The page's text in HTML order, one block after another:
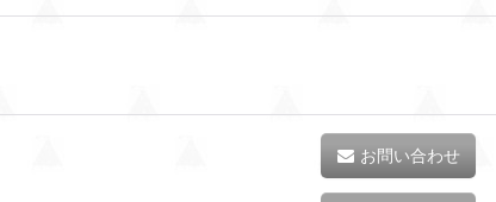
お問い合わせ